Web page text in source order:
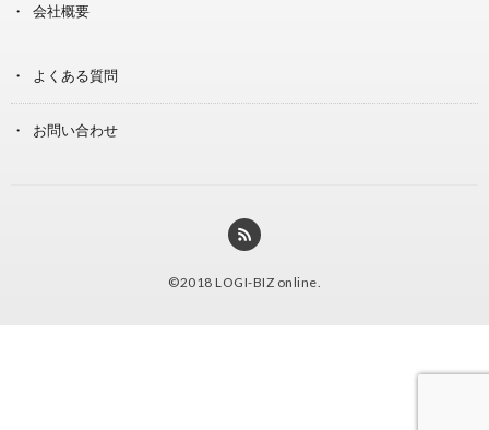
会社概要
よくある質問
お問い合わせ
©2018 LOGI-BIZ online